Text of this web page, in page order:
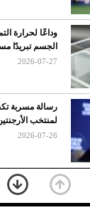
لون البنطلون
وداعًا لحرارة
الجسم تبريدًا
2026-07-27
رسالة مسربة
لمنتخب الأرجنتين
2026-07-26
«الجوازات»
الحدود للزائر
2026-07-26